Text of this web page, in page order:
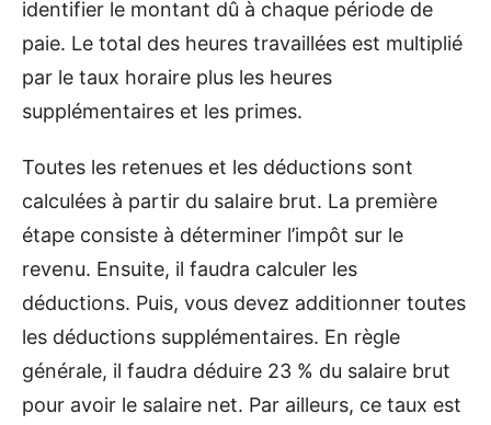
identifier le montant dû à chaque période de
paie. Le total des heures travaillées est multiplié
par le taux horaire plus les heures
supplémentaires et les primes.
Toutes les retenues et les déductions sont
calculées à partir du salaire brut. La première
étape consiste à déterminer l’impôt sur le
revenu. Ensuite, il faudra calculer les
déductions. Puis, vous devez additionner toutes
les déductions supplémentaires. En règle
générale, il faudra déduire 23 % du salaire brut
pour avoir le salaire net. Par ailleurs, ce taux est